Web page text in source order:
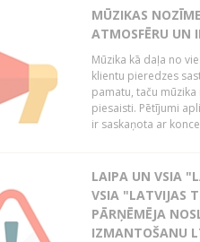
MŪZIKAS
ATMOSFĒRU UN
Mūzika kā daļa no
klientu pieredzes
pamatu, taču
piesaisti. Pētījumi
ir saskaņota ar
LAIPA UN VSIA
VSIA "LATVIJAS
PĀRŅĒMĒJA
IZMANTOŠANU